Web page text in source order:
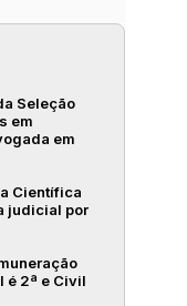
Seleção
em
em
Científica
judicial por
é 2ª e Civil